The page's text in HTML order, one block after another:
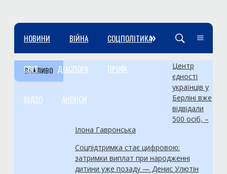
НОВИНИ ВІЙНА СОЦПОЛІТИКА
СВІТ ДІАСПОРА ПРОФІ
ВІДЕО АНОНСИ
»
ВАЖЛИВО
Центр
єдності
українців у
Берліні вже
відвідали
500 осіб, –
Ілона Гавронська
Соцпідтримка стає цифровою:
затримки виплат при народженні
дитини уже позаду — Денис Улютін